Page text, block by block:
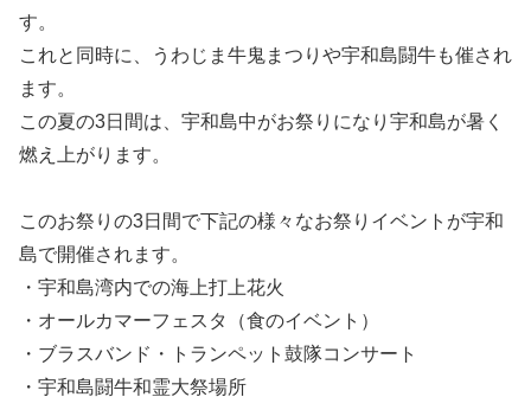
す。
これと同時に、うわじま牛鬼まつりや宇和島闘牛も催され
ます。
この夏の3日間は、宇和島中がお祭りになり宇和島が暑く
燃え上がります。
このお祭りの3日間で下記の様々なお祭りイベントが宇和
島で開催されます。
・宇和島湾内での海上打上花火
・オールカマーフェスタ（食のイベント）
・ブラスバンド・トランペット鼓隊コンサート
・宇和島闘牛和霊大祭場所